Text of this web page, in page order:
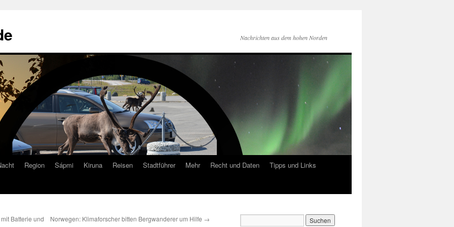
Nachrichten aus dem hohen Norden
Region Sápmi Kiruna Reisen Stadtführer Mehr Recht und Daten
Tipps und Links
Batterie und
Norwegen: Klimaforscher bitten Bergwanderer um Hilfe →